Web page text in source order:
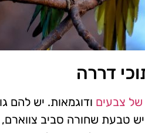
דררה
של צבעים ודוגמאות. יש להם
יש טבעת שחורה סביב